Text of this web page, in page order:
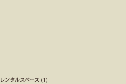
ンタルスペース (1)